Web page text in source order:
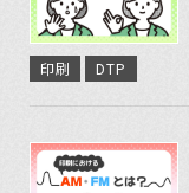
印刷 DTP